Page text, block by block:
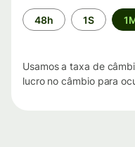
Período
de
48h 1S
Usamos a taxa de
lucro no câmbio para